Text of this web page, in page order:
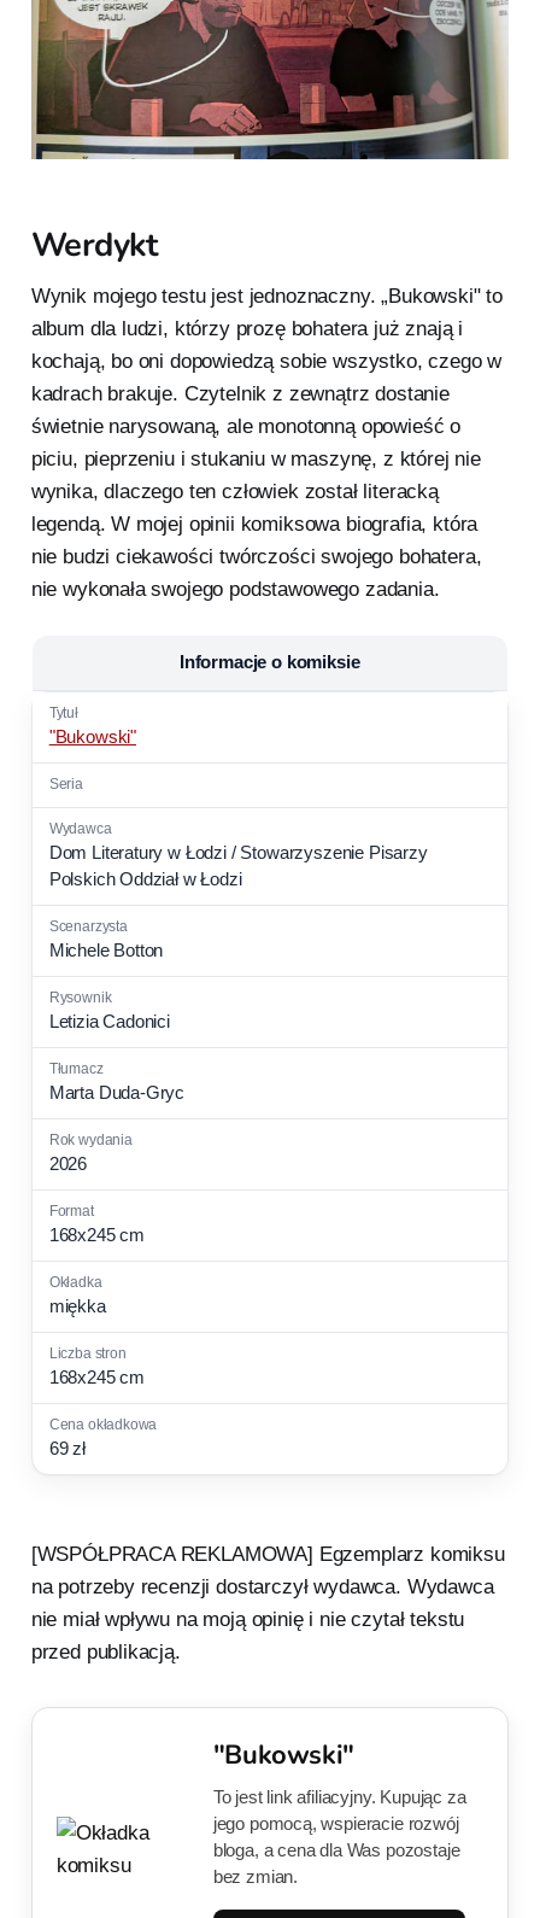
Werdykt
Wynik mojego testu jest jednoznaczny. „Bukowski" to
album dla ludzi, którzy prozę bohatera już znają i
kochają, bo oni dopowiedzą sobie wszystko, czego w
kadrach brakuje. Czytelnik z zewnątrz dostanie
świetnie narysowaną, ale monotonną opowieść o
piciu, pieprzeniu i stukaniu w maszynę, z której nie
wynika, dlaczego ten człowiek został literacką
legendą. W mojej opinii komiksowa biografia, która
nie budzi ciekawości twórczości swojego bohatera,
nie wykonała swojego podstawowego zadania.
Informacje o komiksie
"Bukowski"
Dom Literatury w Łodzi / Stowarzyszenie Pisarzy
Polskich Oddział w Łodzi
Michele Botton
Letizia Cadonici
Marta Duda-Gryc
2026
168x245 cm
miękka
168x245 cm
69 zł
[WSPÓŁPRACA REKLAMOWA] Egzemplarz komiksu
na potrzeby recenzji dostarczył wydawca. Wydawca
nie miał wpływu na moją opinię i nie czytał tekstu
przed publikacją.
"Bukowski"
To jest link afiliacyjny. Kupując za
jego pomocą, wspieracie rozwój
bloga, a cena dla Was pozostaje
bez zmian.